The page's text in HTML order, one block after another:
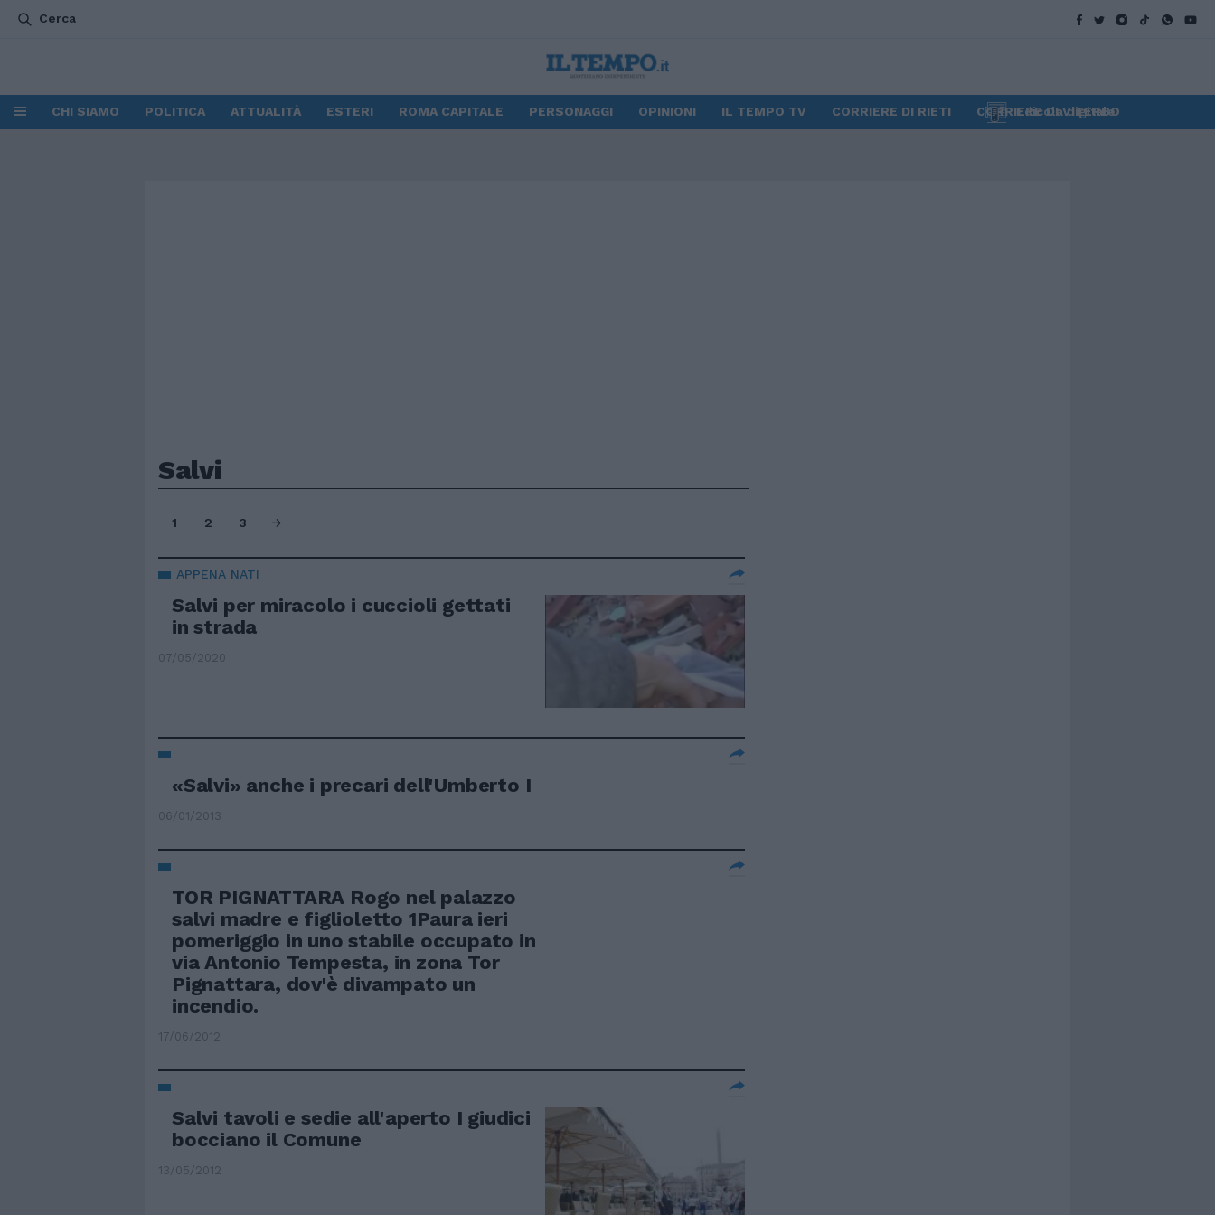
Cerca
CHI SIAMO POLITICA ATTUALITÀ ESTERI ROMA CAPITALE PERSONAGGI OPINIONI IL TEMPO TV CORRIERE DI RIETI CORRIERE DI VITERBO
Edicola digitale
Salvi
1 2 3
APPENA NATI
Salvi per miracolo i cuccioli gettati
in strada
07/05/2020
«Salvi» anche i precari dell'Umberto I
06/01/2013
TOR PIGNATTARA Rogo nel palazzo
salvi madre e figlioletto 1Paura ieri
pomeriggio in uno stabile occupato in
via Antonio Tempesta, in zona Tor
Pignattara, dov'è divampato un
incendio.
17/06/2012
Salvi tavoli e sedie all'aperto I giudici
bocciano il Comune
13/05/2012